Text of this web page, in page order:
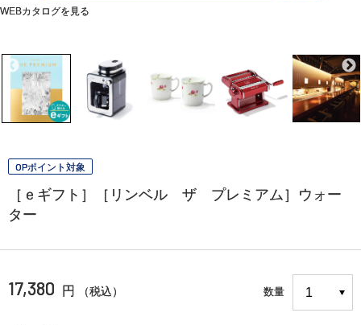
WEBカタログを見る
OPポイント対象
［ｅギフト］［リンベル ザ プレミアム］ウォー
ター
17,380 円 （税込） 数量